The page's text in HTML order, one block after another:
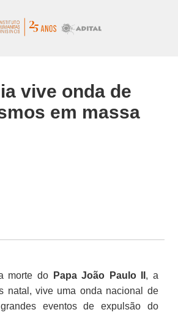
vive onda de
em massa
morte do Papa João Paulo II , a
natal, vive uma onda nacional de
eventos de expulsão do